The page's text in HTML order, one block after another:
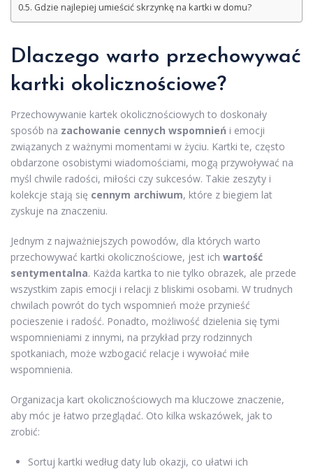
Gdzie najlepiej umieścić skrzynkę na kartki w domu?
Dlaczego warto przechowywać
kartki okolicznościowe?
Przechowywanie kartek okolicznościowych to doskonały
sposób na zachowanie cennych wspomnień i emocji
związanych z ważnymi momentami w życiu. Kartki te, często
obdarzone osobistymi wiadomościami, mogą przywoływać na
myśl chwile radości, miłości czy sukcesów. Takie zeszyty i
kolekcje stają się cennym archiwum, które z biegiem lat
zyskuje na znaczeniu.
Jednym z najważniejszych powodów, dla których warto
przechowywać kartki okolicznościowe, jest ich wartość
sentymentalna. Każda kartka to nie tylko obrazek, ale przede
wszystkim zapis emocji i relacji z bliskimi osobami. W trudnych
chwilach powrót do tych wspomnień może przynieść
pocieszenie i radość. Ponadto, możliwość dzielenia się tymi
wspomnieniami z innymi, na przykład przy rodzinnych
spotkaniach, może wzbogacić relacje i wywołać miłe
wspomnienia.
Organizacja kart okolicznościowych ma kluczowe znaczenie,
aby móc je łatwo przeglądać. Oto kilka wskazówek, jak to
zrobić:
Sortuj kartki według daty lub okazji, co ułatwi ich